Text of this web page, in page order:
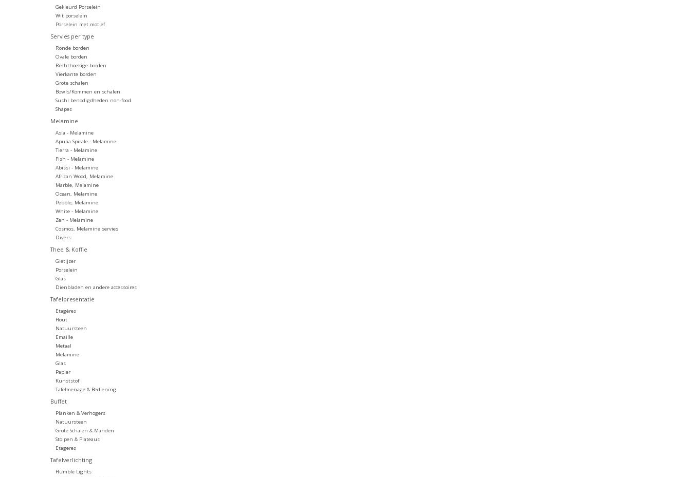
Gekleurd Porselein
Wit porselein
Porselein met motief
Servies per type
Ronde borden
Ovale borden
Rechthoekige borden
Vierkante borden
Grote schalen
Bowls/Kommen en schalen
Sushi benodigdheden non-food
Shapes
Melamine
Asia - Melamine
Apulia Spirale - Melamine
Tierra - Melamine
Fish - Melamine
Abissi - Melamine
African Wood, Melamine
Marble, Melamine
Ocean, Melamine
Pebble, Melamine
White - Melamine
Zen - Melamine
Cosmos, Melamine servies
Divers
Thee & Koffie
Gietijzer
Porselein
Glas
Dienbladen en andere accessoires
Tafelpresentatie
Etagères
Hout
Natuursteen
Emaille
Metaal
Melamine
Glas
Papier
Kunststof
Tafelmenage & Bediening
Buffet
Planken & Verhogers
Natuursteen
Grote Schalen & Manden
Stolpen & Plateaus
Etageres
Tafelverlichting
Humble Lights